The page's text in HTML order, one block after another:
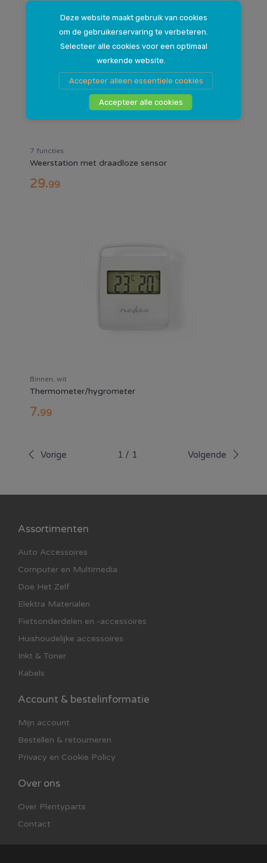
Deze website maakt gebruik van cookies
om de gebruikerservaring te verbeteren.
Selecteer alle cookies voor een optimaal
werkende website.
Accepteer alleen essentiele cookies
Accepteer alle cookies
7 functies
Weerstation met draadloze sensor
29.99
Binnen, wit
Thermometer/hygrometer
7.99
Vorige 1 / 1 Volgende
Assortimenten
Auto Accessoires
Computer en Multimedia
Doe Het Zelf
Elektra Materialen
Fietsonderdelen en -accessoires
Huishoudelijke accessoires
Inkt & Toner
Kabels
Account & bestelinformatie
Mijn account
Bestellen & retourneren
Privacy en Cookie Policy
Over ons
Over Plentyparts
Contact